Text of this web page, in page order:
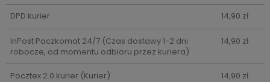
DPD kurier 14,90 zł
InPost Paczkomat 24/7(Czas dostawy 1-2 dni
robocze, od momentu odbioru przez kuriera)
14,90 zł
Pocztex 2.0 kurier (Kurier) 14,90 zł